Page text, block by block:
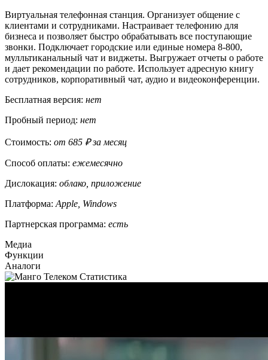
Виртуальная телефонная станция. Организует общение с
клиентами и сотрудниками. Настраивает телефонию для
бизнеса и позволяет быстро обрабатывать все поступающие
звонки. Подключает городские или единые номера 8-800,
мулльтиканальный чат и виджеты. Выгружает отчеты о работе
и дает рекомендации по работе. Использует адресную книгу
сотрудников, корпоративный чат, аудио и видеоконференции.
Бесплатная версия: нет
Пробный период: нет
Стоимость: от 685 ₽ за месяц
Способ оплаты: ежемесячно
Дислокация: облако, приложение
Платформа: Apple, Windows
Партнерская программа: есть
Медиа
Функции
Аналоги